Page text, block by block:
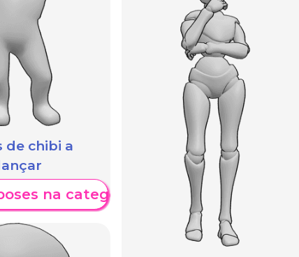
de chibi a
na categoria